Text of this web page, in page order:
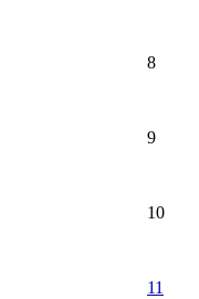
8
9
10
11